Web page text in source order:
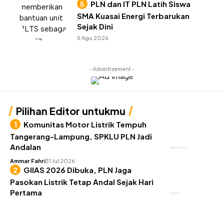
PLN dan IT PLN Latih Siswa
SMA Kuasai Energi Terbarukan
Sejak Dini
5 Agu 2026
- Advertisement -
Pilihan Editor untukmu
GAYA HIDUP
Komunitas Motor Listrik Tempuh
Tangerang-Lampung, SPKLU PLN Jadi
Andalan
Ammar Fahri31 Jul 2026
BISNIS
GIIAS 2026 Dibuka, PLN Jaga
Pasokan Listrik Tetap Andal Sejak Hari
Pertama